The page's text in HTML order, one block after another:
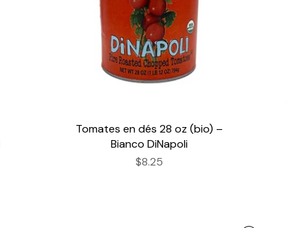
Tomates en dés 28 oz (bio) –
Bianco DiNapoli
$8.25